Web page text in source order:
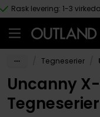
Hopp til
Rask levering: 1-3
Tegneserier
Uncanny
Tegneserier